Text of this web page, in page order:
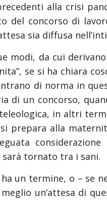
alla crisi
del concorso di
sia diffusa
modi, da cui
se si ha chiara
di norma in
di un concorso,
in altri
prepara alla
tornato tra i sani.
ha un termine, o –
un’attesa di